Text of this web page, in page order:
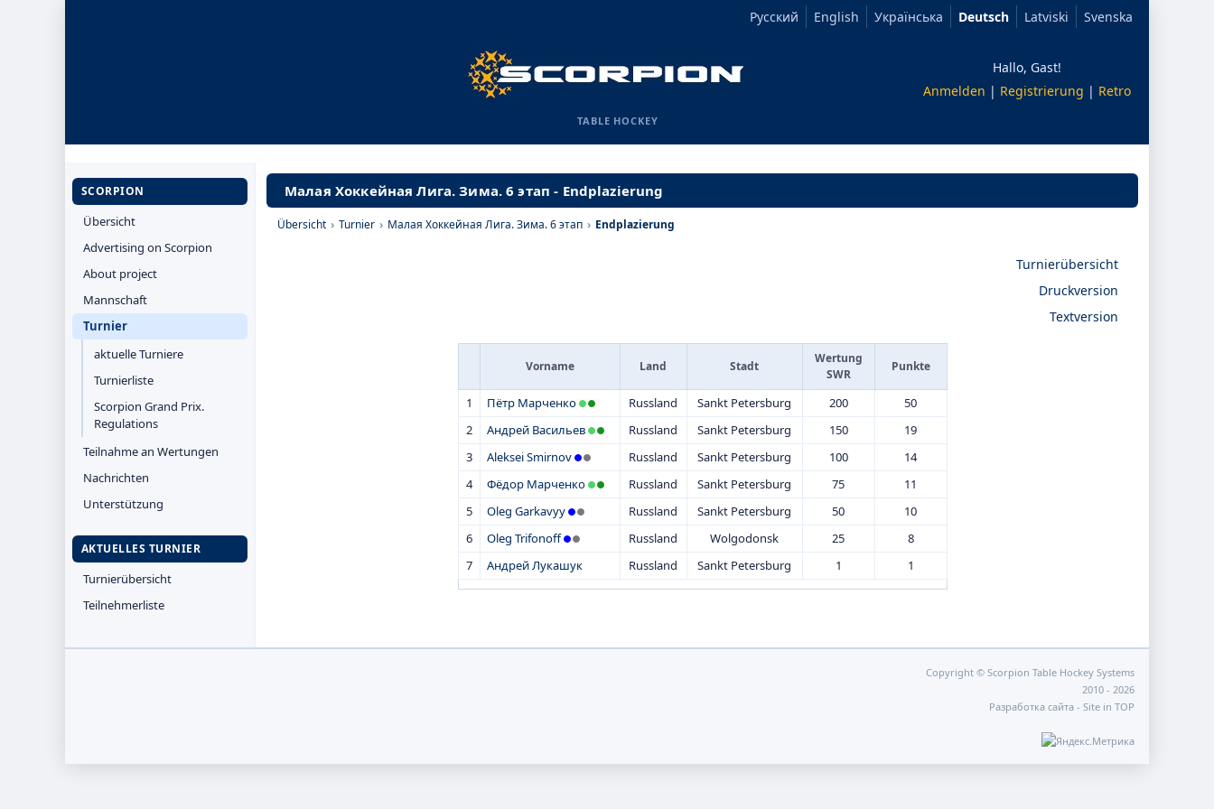
Русский English Українська Deutsch Latviski Svenska
Hallo, Gast!
Anmelden | Registrierung | Retro
TABLE HOCKEY
SCORPION
Übersicht
Advertising on Scorpion
About project
Mannschaft
Turnier
aktuelle Turniere
Turnierliste
Scorpion Grand Prix.
Regulations
Teilnahme an Wertungen
Nachrichten
Unterstützung
AKTUELLES TURNIER
Turnierübersicht
Teilnehmerliste
Малая Хоккейная Лига. Зима. 6 этап - Endplazierung
Übersicht › Turnier › Малая Хоккейная Лига. Зима. 6 этап › Endplazierung
Turnierübersicht
Druckversion
Textversion
Vorname Land Stadt
Wertung
SWR
Punkte
1 Пётр Марченко Russland Sankt Petersburg 200
50
2
Андрей Васильев Russland Sankt Petersburg 150
19
3
Aleksei Smirnov Russland Sankt Petersburg 100
14
4
Фёдор Марченко Russland Sankt Petersburg 75
11
5
Oleg Garkavyy Russland Sankt Petersburg 50
10
6
Oleg Trifonoff Russland Wolgodonsk 25
8
7
Андрей Лукашук Russland Sankt Petersburg 1 1
Copyright © Scorpion Table Hockey Systems
2010 - 2026
Разработка сайта - Site in TOP